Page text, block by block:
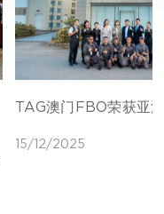
TAG澳门FBO荣获亚
15/12/2025